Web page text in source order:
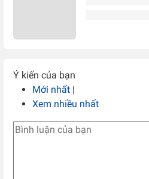
Ý kiến của bạn
Mới nhất |
Xem nhiều nhất